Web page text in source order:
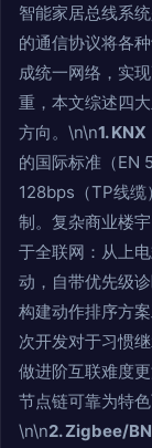
智能家居总线系
的通信协议将各
成统一网络，实
重，本文综述四
方向。\n\n1.
的国际标准（EN
128bps（TP线缆
制。复杂商业楼
于全联网：从上
动，自带优先级
构建动作排序方
次开发对于习惯
做进阶互联难度
节点链可靠为特
\n\n2. Zigbee/